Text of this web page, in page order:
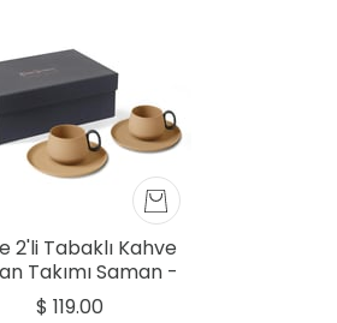
2'li Tabaklı Kahve
Takımı Saman -
Saman
$ 119.00